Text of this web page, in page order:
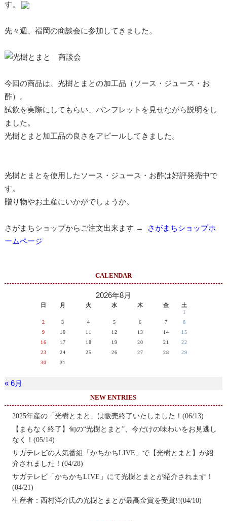
す。
先々週、福岡の商談会に参加してきました。
今回の商品は、光樹とまとの加工品（ソース・ジュース・お
酢）。
試飲を実際にしてもらい、パンフレットを見せながら説明をし
ました。
光樹とまと加工品の良さをアピールしてきました。
光樹とまとを使用したソース・ジュース・お酢は好評発売中で
す。
贈り物やお土産にいかがでしょうか。
さがまちショップからご注文出来ます →
さがまちショップホ
ームページ
CALENDAR
2026年8月
日 月 火 水 木 金 土
1
2
3 4 5 6 7
8
9
10 11 12 13 14
15
16
17 18 19 20 21
22
23
24 25 26 27 28
29
30
31
« 6月
NEW ENTRIES
2025年産の「光樹とまと」は販売終了いたしました！(06/13)
【まもなく終了】旬の“光樹とまと”、今だけの味わいをお見逃し
なく！(05/14)
サガテレビの人気番組「かちかちLIVE」で【光樹とまと】が紹
介されました！(04/28)
サガテレビ「かちかちLIVE」にて光樹とまとが紹介されます！
(04/21)
生産者：西村洋介氏の光樹とまとが最高金賞を受賞!!(04/10)